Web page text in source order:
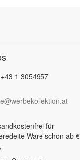
1 3054957
für
Ware schon ab €